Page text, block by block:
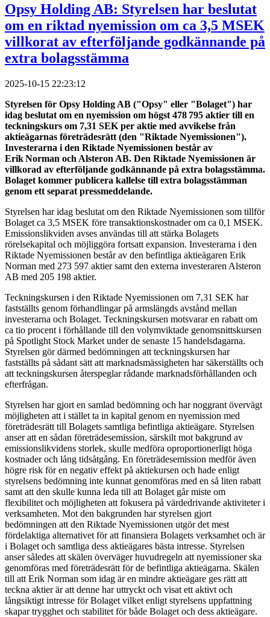
Opsy Holding AB: Styrelsen har beslutat
om en riktad nyemission om ca 3,5 MSEK
villkorat av efterföljande godkännande på
extra bolagsstämma
2025-10-15 22:23:12
Styrelsen för Opsy Holding AB ("Opsy" eller "Bolaget") har
idag beslutat om en nyemission om högst 478 795 aktier till en
teckningskurs om 7,31 SEK per aktie med avvikelse från
aktieägarnas företrädesrätt (den "Riktade Nyemissionen").
Investerarna i den Riktade Nyemissionen består av
Erik Norman och Alsteron AB. Den Riktade Nyemissionen är
villkorad av efterföljande godkännande på extra bolagsstämma.
Bolaget kommer publicera kallelse till extra bolagsstämman
genom ett separat pressmeddelande.
Styrelsen har idag beslutat om den Riktade Nyemissionen som tillför
Bolaget ca 3,5 MSEK före transaktionskostnader om ca 0,1 MSEK.
Emissionslikviden avses användas till att stärka Bolagets
rörelsekapital och möjliggöra fortsatt expansion. Investerarna i den
Riktade Nyemissionen består av den befintliga aktieägaren Erik
Norman med 273 597 aktier samt den externa investeraren Alsteron
AB med 205 198 aktier.
Teckningskursen i den Riktade Nyemissionen om 7,31 SEK har
fastställts genom förhandlingar på armslängds avstånd mellan
investerarna och Bolaget. Teckningskursen motsvarar en rabatt om
ca tio procent i förhållande till den volymviktade genomsnittskursen
på Spotlight Stock Market under de senaste 15 handelsdagarna.
Styrelsen gör därmed bedömningen att teckningskursen har
fastställts på sådant sätt att marknadsmässigheten har säkerställts och
att teckningskursen återspeglar rådande marknadsförhållanden och
efterfrågan.
Styrelsen har gjort en samlad bedömning och har noggrant övervägt
möjligheten att i stället ta in kapital genom en nyemission med
företrädesrätt till Bolagets samtliga befintliga aktieägare. Styrelsen
anser att en sådan företrädesemission, särskilt mot bakgrund av
emissionslikvidens storlek, skulle medföra oproportionerligt höga
kostnader och lång tidsåtgång. En företrädesemission medför även
högre risk för en negativ effekt på aktiekursen och hade enligt
styrelsens bedömning inte kunnat genomföras med en så liten rabatt
samt att den skulle kunna leda till att Bolaget går miste om
flexibilitet och möjligheten att fokusera på värdedrivande aktiviteter i
verksamheten. Mot den bakgrunden har styrelsen gjort
bedömningen att den Riktade Nyemissionen utgör det mest
fördelaktiga alternativet för att finansiera Bolagets verksamhet och är
i Bolaget och samtliga dess aktieägares bästa intresse. Styrelsen
anser således att skälen överväger huvudregeln att nyemissioner ska
genomföras med företrädesrätt för de befintliga aktieägarna. Skälen
till att Erik Norman som idag är en mindre aktieägare ges rätt att
teckna aktier är att denne har uttryckt och visat ett aktivt och
långsiktigt intresse för Bolaget vilket enligt styrelsens uppfattning
skapar trygghet och stabilitet för både Bolaget och dess aktieägare.